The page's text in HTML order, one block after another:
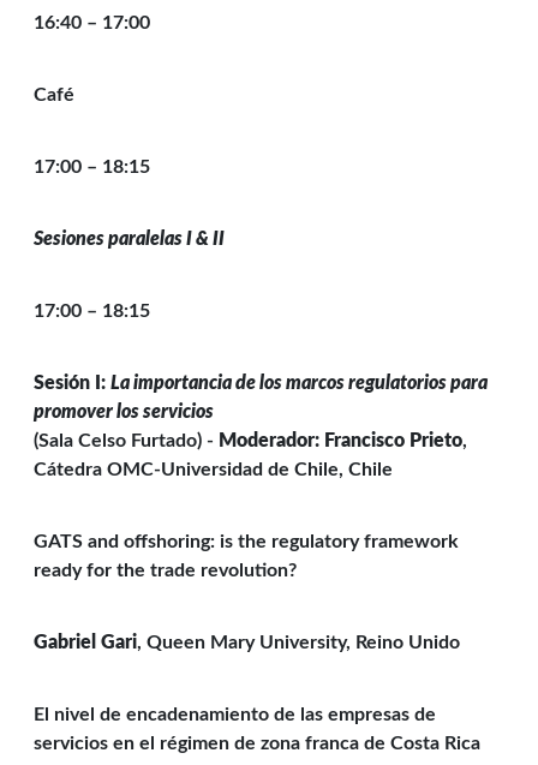
16:40 – 17:00
Café
17:00 – 18:15
Sesiones paralelas I & II
17:00 – 18:15
Sesión I: Laimportancia de los marcos regulatorios para
promover los servicios
(Sala Celso Furtado) - Moderador: Francisco Prieto,
Cátedra OMC-Universidad de Chile, Chile
GATS and offshoring: is the regulatory framework
ready for the trade revolution?
Gabriel Gari, Queen Mary University, Reino Unido
El nivel de encadenamiento de las empresas de
servicios en el régimen de zona franca de Costa Rica